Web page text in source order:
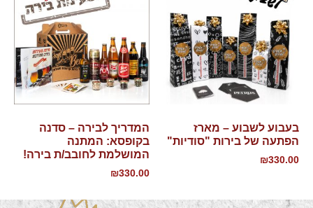
בעבוע לשבוע – מארז
הפתעה של בירות "סודיות"
₪330.00
המדריך לבירה – סדנה
בקופסא: המתנה
המושלמת לחובב/ת בירה!
₪330.00